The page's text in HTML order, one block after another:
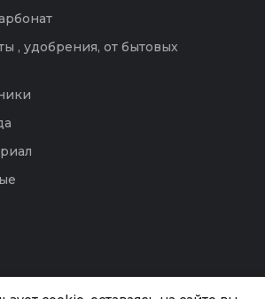
, удобрения, от бытовых